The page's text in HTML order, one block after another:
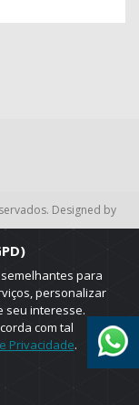
Designed by
para
personalizar
seu interesse.
com tal
Privacidade.